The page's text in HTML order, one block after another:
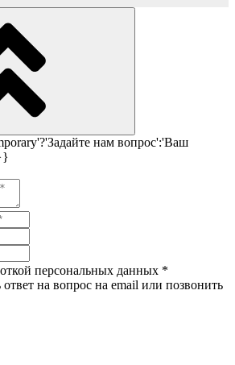
нам вопрос':'Ваш
персональных данных *
на вопрос на email или позвонить